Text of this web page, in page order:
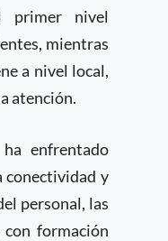
primer nivel
mientras
a nivel local,
atención.
enfrentado
conectividad y
personal, las
formación